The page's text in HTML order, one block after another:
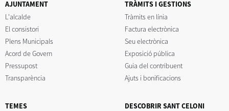
AJUNTAMENT
L'alcalde
El consistori
Plens Municipals
Acord de Govern
Pressupost
Transparència
TRÀMITS I GESTIONS
Tràmits en línia
Factura electrònica
Seu electrònica
Exposició pública
Guia del contribuent
Ajuts i bonificacions
TEMES
DESCOBRIR SANT CELONI